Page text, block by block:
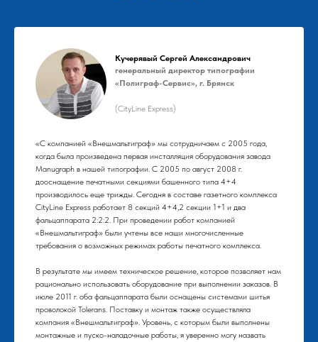
Кучерявый Сергей Александрович
генеральный директор типографии
«Полиграф-Сервис», г. Брянск
(CityLine Express)
«С компанией «Внешмальтиграф» мы сотрудничаем с 2005 года,
когда была произведена первая инсталляция оборудования завода
Manugraph в нашей типографии. С 2005 по август 2008 г.
дооснащение печатными секциями башенного типа 4+4
производилось еще трижды. Сегодня в составе газетного комплекса
CityLine Express работает 8 секций 4+4,2 секции 1+1 и два
фальцаппарата 2:2:2. При проведении работ компанией
«Внешмальтиграф» были учтены все наши многочисленные
требования о возможных режимах работы печатного комплекса.
В результате мы имеем техническое решение, которое позволяет нам
рационально использовать оборудование при выполнении заказов. В
июле 2011 г. оба фальцаппарата были оснащены системами шитья
проволокой Tolerans. Поставку и монтаж также осуществляла
компания «Внешмальтиграф». Уровень, с которым были выполнены
монтажные и пуско-наладочные работы, я уверенно могу назвать